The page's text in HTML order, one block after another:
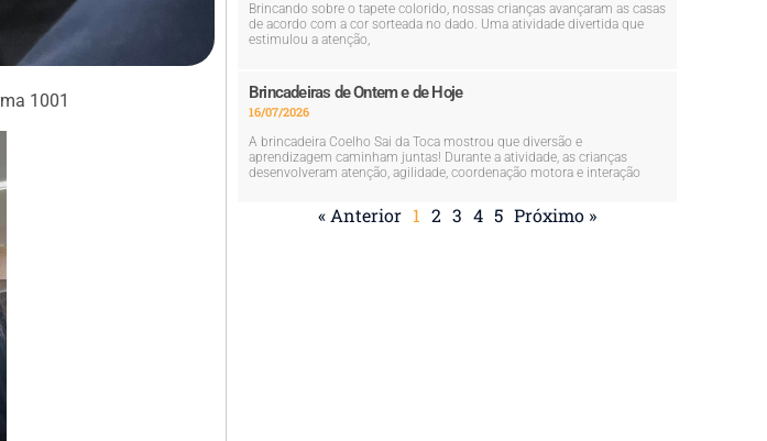
1001
Brincando sobre o tapete colorido, nossas crianças avançaram as casas
de acordo com a cor sorteada no dado. Uma atividade divertida que
estimulou a atenção,
Brincadeiras de Ontem e de Hoje
16/07/2026
A brincadeira Coelho Sai da Toca mostrou que diversão e
aprendizagem caminham juntas! Durante a atividade, as crianças
desenvolveram atenção, agilidade, coordenação motora e interação
« Anterior 1 2 3 4 5 Próximo »